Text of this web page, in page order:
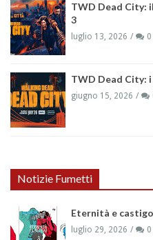
TWD Dead City:
3
luglio 13, 2026 0
TWD Dead City:
giugno 15, 2026
Notizie Fumetti
Eternità e
luglio 29, 2026 0